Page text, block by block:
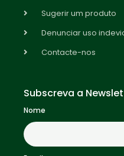
Sugerir um produto
Denunciar uso
Contacte-nos
Subscreva a
Nome